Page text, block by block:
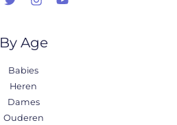
By Age
Babies
Heren
Dames
Ouderen